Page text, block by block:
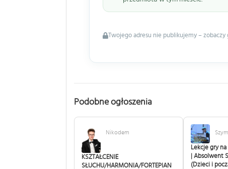
Twojego adresu nie publikujemy –
Podobne ogłoszenia
Nikodem
KSZTAŁCENIE
SŁUCHU/HARMONIA/FORTEPIAN
Lekcje gry
| Absolwent
(Dzieci i